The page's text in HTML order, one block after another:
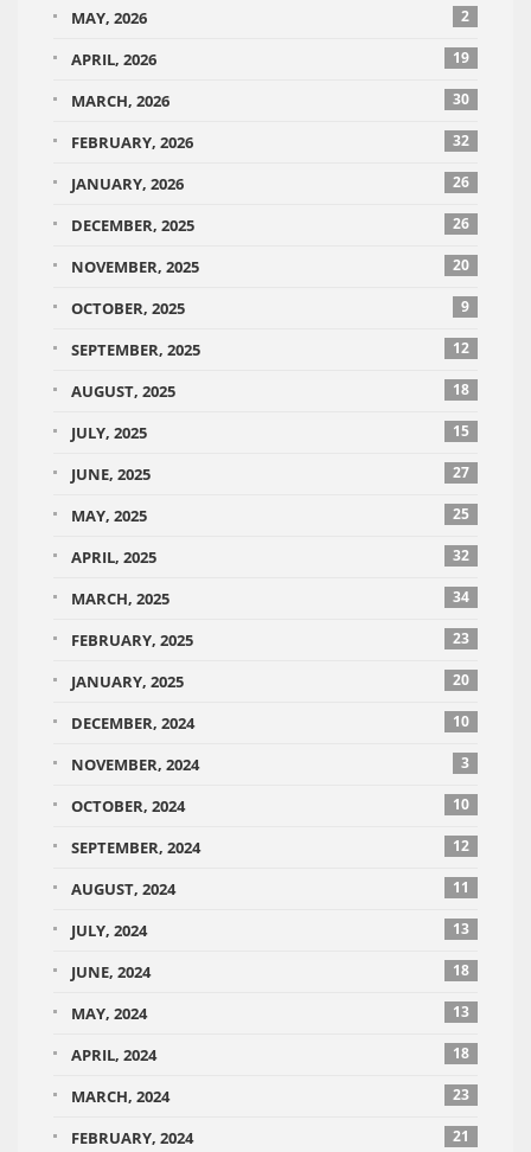
MAY, 2026 2
APRIL, 2026 19
MARCH, 2026 30
FEBRUARY, 2026 32
JANUARY, 2026 26
DECEMBER, 2025 26
NOVEMBER, 2025 20
OCTOBER, 2025 9
SEPTEMBER, 2025 12
AUGUST, 2025 18
JULY, 2025 15
JUNE, 2025 27
MAY, 2025 25
APRIL, 2025 32
MARCH, 2025 34
FEBRUARY, 2025 23
JANUARY, 2025 20
DECEMBER, 2024 10
NOVEMBER, 2024 3
OCTOBER, 2024 10
SEPTEMBER, 2024 12
AUGUST, 2024 11
JULY, 2024 13
JUNE, 2024 18
MAY, 2024 13
APRIL, 2024 18
MARCH, 2024 23
FEBRUARY, 2024 21